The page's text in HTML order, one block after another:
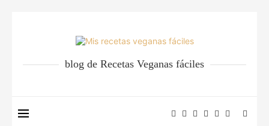
blog de Recetas Veganas fáciles